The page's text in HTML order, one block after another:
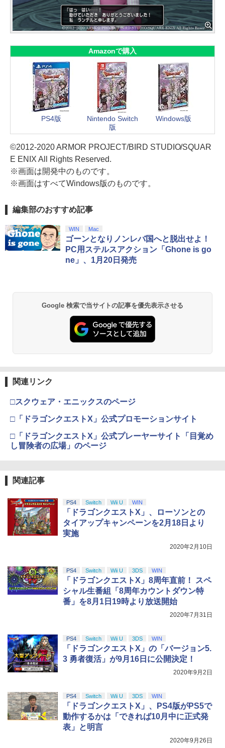
Amazonで購入
PS4版
Nintendo Switch
版
Windows版
©2012-2020 ARMOR PROJECT/BIRD STUDIO/SQUAR
E ENIX All Rights Reserved.
※画面は開発中のものです。
※画面はすべてWindows版のものです。
編集部のおすすめ記事
WIN Mac
ゴーンとなりノンレバ国へと脱出せよ！
PC用ステルスアクション「Ghone is go
ne」、1月20日発売
Google 検索で当サイトの記事を優先表示させる
関連リンク
□スクウェア・エニックスのページ
□「ドラゴンクエストX」公式プロモーションサイト
□「ドラゴンクエストX」公式プレーヤーサイト「目覚め
し冒険者の広場」のページ
関連記事
PS4 Switch Wii U WIN
「ドラゴンクエストX」、ローソンとの
タイアップキャンペーンを2月18日より
実施
2020年2月10日
PS4 Switch Wii U 3DS WIN
「ドラゴンクエストX」8周年直前！ スペ
シャル生番組「8周年カウントダウン特
番」を8月1日19時より放送開始
2020年7月31日
PS4 Switch Wii U 3DS WIN
「ドラゴンクエストX」の「バージョン5.
3 勇者復活」が9月16日に公開決定！
2020年9月2日
PS4 Switch Wii U 3DS WIN
「ドラゴンクエストX」、PS4版がPS5で
動作するかは「できれば10月中に正式発
表」と明言
2020年9月26日